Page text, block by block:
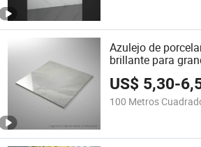
Azulejo de
brillante para
US$ 5,30-
100 Metros